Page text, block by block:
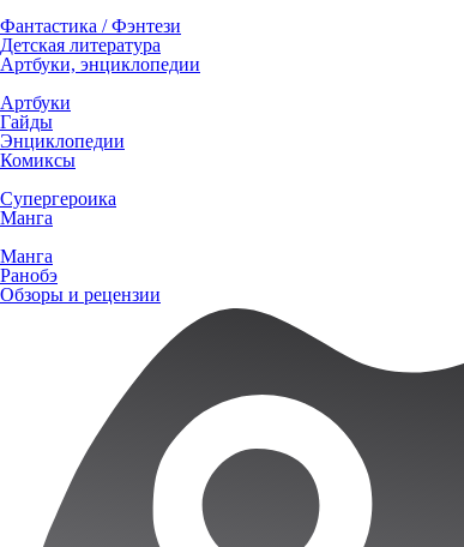
Фантастика / Фэнтези
Детская литература
Артбуки, энциклопедии
Артбуки
Гайды
Энциклопедии
Комиксы
Супергероика
Манга
Манга
Ранобэ
Обзоры и рецензии